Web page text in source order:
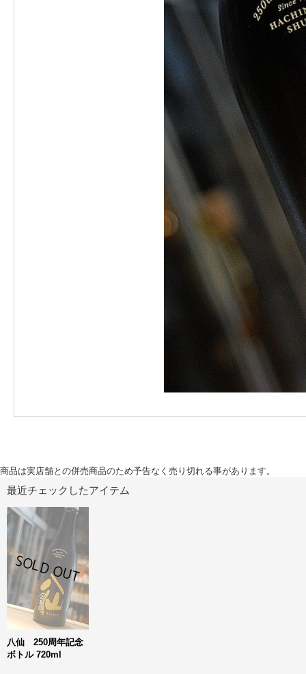
商品は実店舗との併売商品のため予告なく売り切れる事があります。
最近チェックしたアイテム
八仙 250周年記念
ボトル 720ml